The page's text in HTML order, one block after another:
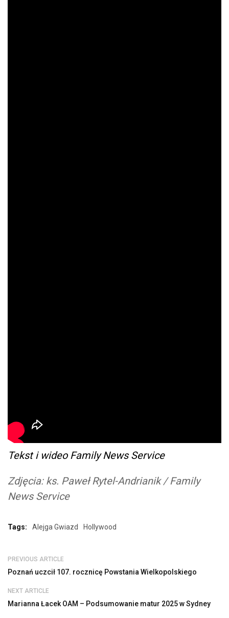
Tekst i wideo Family News Service
Zdjęcia: ks. Paweł Rytel-Andrianik / Family
News Service
Tags: Alejga Gwiazd Hollywood
PREVIOUS ARTICLE
Poznań uczcił 107. rocznicę Powstania Wielkopolskiego
NEXT ARTICLE
Marianna Łacek OAM – Podsumowanie matur 2025 w Sydney